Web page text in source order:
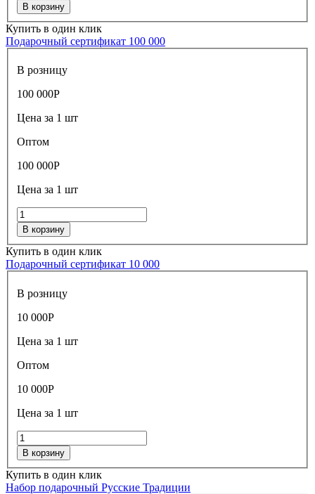
В корзину
Купить в один клик
Подарочный сертификат 100 000
В розницу
100 000Р
Цена за 1 шт
Оптом
100 000Р
Цена за 1 шт
В корзину
Купить в один клик
Подарочный сертификат 10 000
В розницу
10 000Р
Цена за 1 шт
Оптом
10 000Р
Цена за 1 шт
В корзину
Купить в один клик
Набор подарочный Русские Традиции